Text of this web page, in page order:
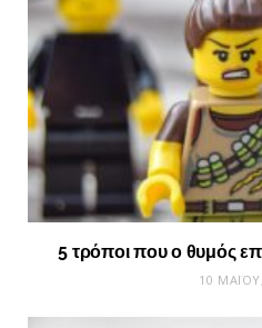
5 τρόποι που ο θυμός
10